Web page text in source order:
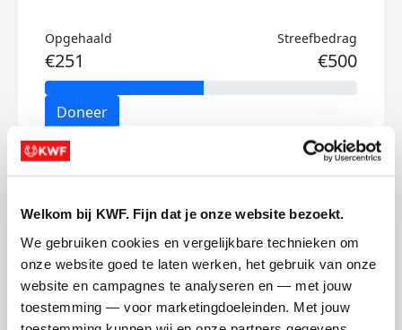
Welkom bij KWF. Fijn dat je onze website bezoekt.
We gebruiken cookies en vergelijkbare technieken om
onze website goed te laten werken, het gebruik van onze
website en campagnes te analyseren en — met jouw
toestemming — voor marketingdoeleinden. Met jouw
Opgehaald
€251
Streefbedrag
€500
Doneer
Marnix's badges